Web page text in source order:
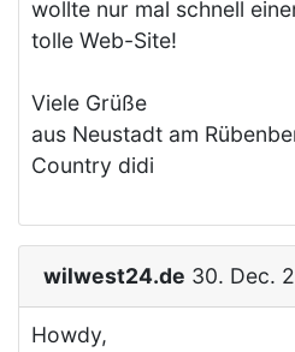
wollte nur mal schnell
tolle Web-Site!
Viele Grüße
aus Neustadt am
Country didi
wilwest24.de 30. Dec.
Howdy,